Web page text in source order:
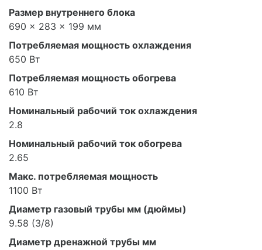
Размер внутреннего блока
690 × 283 × 199 мм
Потребляемая мощность охлаждения
650 Вт
Потребляемая мощность обогрева
610 Вт
Номинальный рабочий ток охлаждения
2.8
Номинальный рабочий ток обогрева
2.65
Макс. потребляемая мощность
1100 Вт
Диаметр газовый трубы мм (дюймы)
9.58 (3/8)
Диаметр дренажной трубы мм